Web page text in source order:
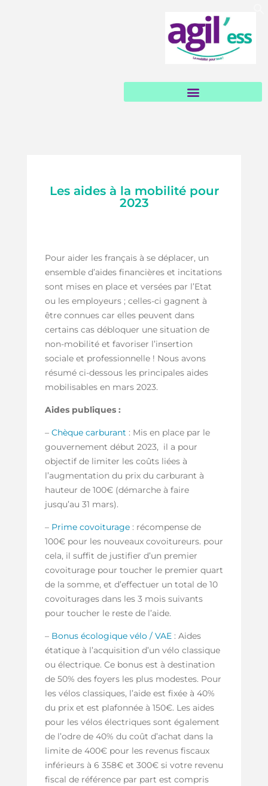
Les aides à la mobilité pour
2023
Pour aider les français à se déplacer, un
ensemble d’aides financières et incitations
sont mises en place et versées par l’Etat
ou les employeurs ; celles-ci gagnent à
être connues car elles peuvent dans
certains cas débloquer une situation de
non-mobilité et favoriser l’insertion
sociale et professionnelle ! Nous avons
résumé ci-dessous les principales aides
mobilisables en mars 2023.
Aides publiques :
– Chèque carburant : Mis en place par le
gouvernement début 2023, il a pour
objectif de limiter les coûts liées à
l’augmentation du prix du carburant à
hauteur de 100€ (démarche à faire
jusqu’au 31 mars).
– Prime covoiturage: récompense de
100€ pour les nouveaux covoitureurs. pour
cela, il suffit de justifier d’un premier
covoiturage pour toucher le premier quart
de la somme, et d’effectuer un total de 10
covoiturages dans les 3 mois suivants
pour toucher le reste de l’aide.
– Bonus écologique vélo / VAE: Aides
étatique à l’acquisition d’un vélo classique
ou électrique. Ce bonus est à destination
de 50% des foyers les plus modestes. Pour
les vélos classiques, l’aide est fixée à 40%
du prix et est plafonnée à 150€. Les aides
pour les vélos électriques sont également
de l’odre de 40% du coût d’achat dans la
limite de 400€ pour les revenus fiscaux
inférieurs à 6 358€ et 300€ si votre revenu
fiscal de référence par part est compris